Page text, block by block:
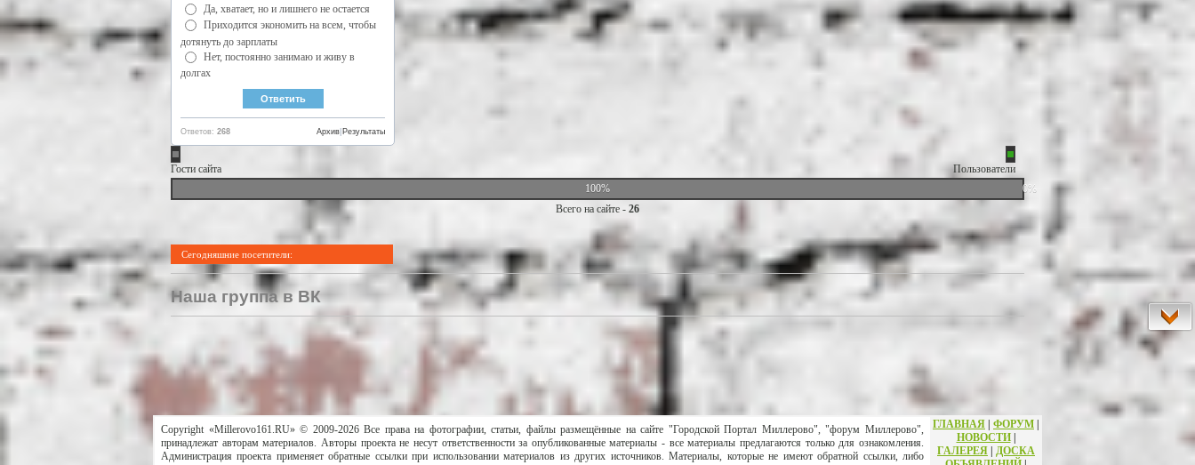
Да, хватает, но и лишнего не остается
Приходится экономить на всем, чтобы
дотянуть до зарплаты
Нет, постоянно занимаю и живу в
долгах
Ответов: 268 Результаты
Архив
Гости сайта
Пользователи
100%
0%
Всего на сайте - 26
Сегодняшние посетители:
Наша группа в ВК
Copyright «Millerovo161.RU» © 2009-2026 Все права на фотографии, статьи, файлы размещённые на сайте "Городской Портал Миллерово", "форум Миллерово",
принадлежат авторам материалов. Авторы проекта не несут ответственности за опубликованные материалы - все материалы предлагаются только для ознакомления.
Администрация проекта применяет обратные ссылки при использовании материалов из других источников. Материалы, которые не имеют обратной ссылки, либо
ГЛАВНАЯ ФОРУМ
НОВОСТИ|
ГАЛЕРЕЯ
ДОСКА